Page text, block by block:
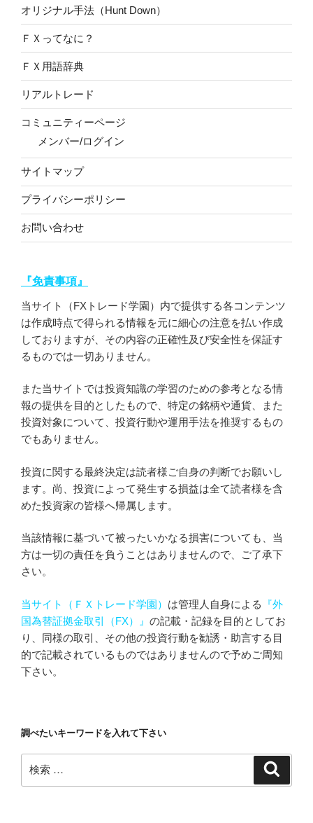
オリジナル手法（Hunt Down）
ＦＸってなに？
ＦＸ用語辞典
リアルトレード
コミュニティーページ
メンバー/ログイン
サイトマップ
プライバシーポリシー
お問い合わせ
『免責事項』
当サイト（FXトレード学園）内で提供する各コンテンツ
は作成時点で得られる情報を元に細心の注意を払い作成
しておりますが、その内容の正確性及び安全性を保証す
るものでは一切ありません。
また当サイトでは投資知識の学習のための参考となる情
報の提供を目的としたもので、特定の銘柄や通貨、また
投資対象について、投資行動や運用手法を推奨するもの
でもありません。
投資に関する最終決定は読者様ご自身の判断でお願いし
ます。尚、投資によって発生する損益は全て読者様を含
めた投資家の皆様へ帰属します。
当該情報に基づいて被ったいかなる損害についても、当
方は一切の責任を負うことはありませんので、ご了承下
さい。
当サイト（ＦＸトレード学園） は管理人自身による
『外
国為替証拠金取引（FX）』 の記載・記録を目的としてお
り、同様の取引、その他の投資行動を勧誘・助言する目
的で記載されているものではありませんので予めご周知
下さい。
調べたいキーワードを入れて下さい
検
索: